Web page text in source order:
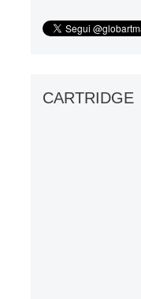
CARTRIDGE